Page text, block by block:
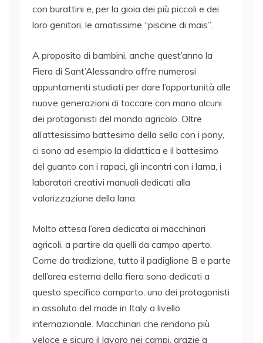
con burattini e, per la gioia dei più piccoli e dei
loro genitori, le amatissime “piscine di mais”.
A proposito di bambini, anche quest’anno la
Fiera di Sant’Alessandro offre numerosi
appuntamenti studiati per dare l’opportunità alle
nuove generazioni di toccare con mano alcuni
dei protagonisti del mondo agricolo. Oltre
all’attesissimo battesimo della sella con i pony,
ci sono ad esempio la didattica e il battesimo
del guanto con i rapaci, gli incontri con i lama, i
laboratori creativi manuali dedicati alla
valorizzazione della lana.
Molto attesa l’area dedicata ai macchinari
agricoli, a partire da quelli da campo aperto.
Come da tradizione, tutto il padiglione B e parte
dell’area esterna della fiera sono dedicati a
questo specifico comparto, uno dei protagonisti
in assoluto del made in Italy a livello
internazionale. Macchinari che rendono più
veloce e sicuro il lavoro nei campi, grazie a